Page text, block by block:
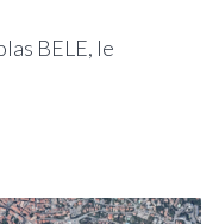
BELE, le